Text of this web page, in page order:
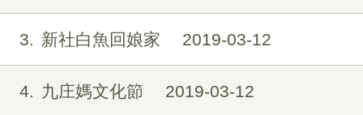
3 新社白魚回娘家 2019-03-12
4 九庄媽文化節 2019-03-12